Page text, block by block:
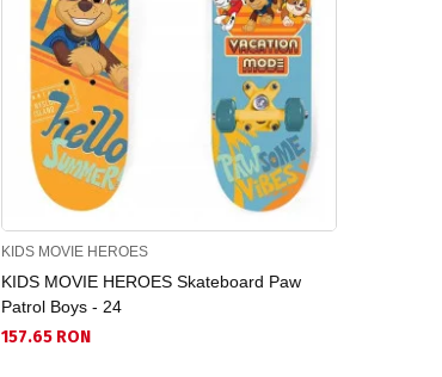
KIDS MOVIE HEROES
KIDS MOVIE HEROES Skateboard Paw
Patrol Boys - 24
157.65 RON